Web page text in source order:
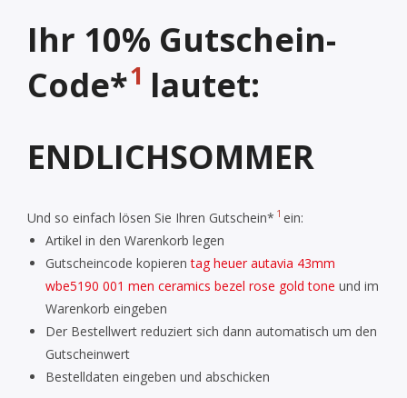
Ihr 10% Gutschein-
Code*1 lautet:
ENDLICHSOMMER
Und so einfach lösen Sie Ihren Gutschein* 1 ein:
Artikel in den Warenkorb legen
Gutscheincode kopierentag heuer autavia 43mm
wbe5190 001 men ceramics bezel rose gold tone und im
Warenkorb eingeben
Der Bestellwert reduziert sich dann automatisch um den
Gutscheinwert
Bestelldaten eingeben und abschicken